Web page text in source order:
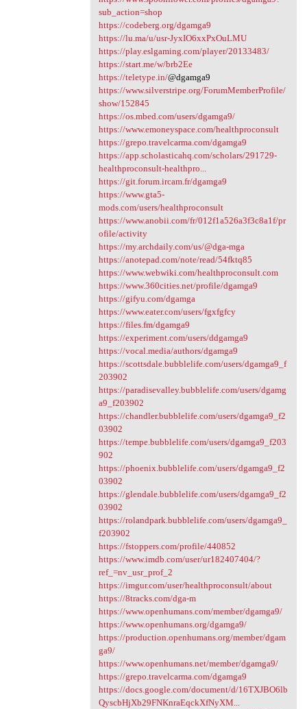
sub_action=shop
https://codeberg.org/dgamga9
https://lu.ma/u/usr-JyxIO6xxPxOuLMU
https://play.eslgaming.com/player/20133483/
https://start.me/w/brb2Ee
https://teletype.in/@dgamga9
https://www.silverstripe.org/ForumMemberProfile/
show/152845
https://os.mbed.com/users/dgamga9/
https://www.emoneyspace.com/healthproconsult
https://grepo.travelcarma.com/dgamga9
https://app.scholasticahq.com/scholars/291729-
healthproconsult-healthpro...
https://git.forum.ircam.fr/dgamga9
https://www.gta5-
mods.com/users/healthproconsult
https://www.anobii.com/fr/012f1a526a3f3c8a1f/pr
ofile/activity
https://my.archdaily.com/us/@dga-mga
https://anotepad.com/note/read/54fktq85
https://www.webwiki.com/healthproconsult.com
https://www.360cities.net/profile/dgamga9
https://gifyu.com/dgamga
https://www.eater.com/users/fgxfgfcy
https://files.fm/dgamga9
https://experiment.com/users/ddgamga9
https://vocal.media/authors/dgamga9
https://scottsdale.bubblelife.com/users/dgamga9_f
203902
https://paradisevalley.bubblelife.com/users/dgamg
a9_f203902
https://chandler.bubblelife.com/users/dgamga9_f2
03902
https://tempe.bubblelife.com/users/dgamga9_f203
902
https://phoenix.bubblelife.com/users/dgamga9_f2
03902
https://glendale.bubblelife.com/users/dgamga9_f2
03902
https://rolandpark.bubblelife.com/users/dgamga9_
f203902
https://fstoppers.com/profile/440852
https://www.imdb.com/user/ur182407404/?
ref_=nv_usr_prof_2
https://imgur.com/user/healthproconsult/about
https://8tracks.com/dga-m
https://www.openhumans.com/member/dgamga9/
https://www.openhumans.org/dgamga9/
https://production.openhumans.org/member/dgam
ga9/
https://www.openhumans.net/member/dgamga9/
https://grepo.travelcarma.com/dgamga9
https://docs.google.com/document/d/16TXJBO6lb
QyscbHjXb29FNKnraEqckXfNyXM...